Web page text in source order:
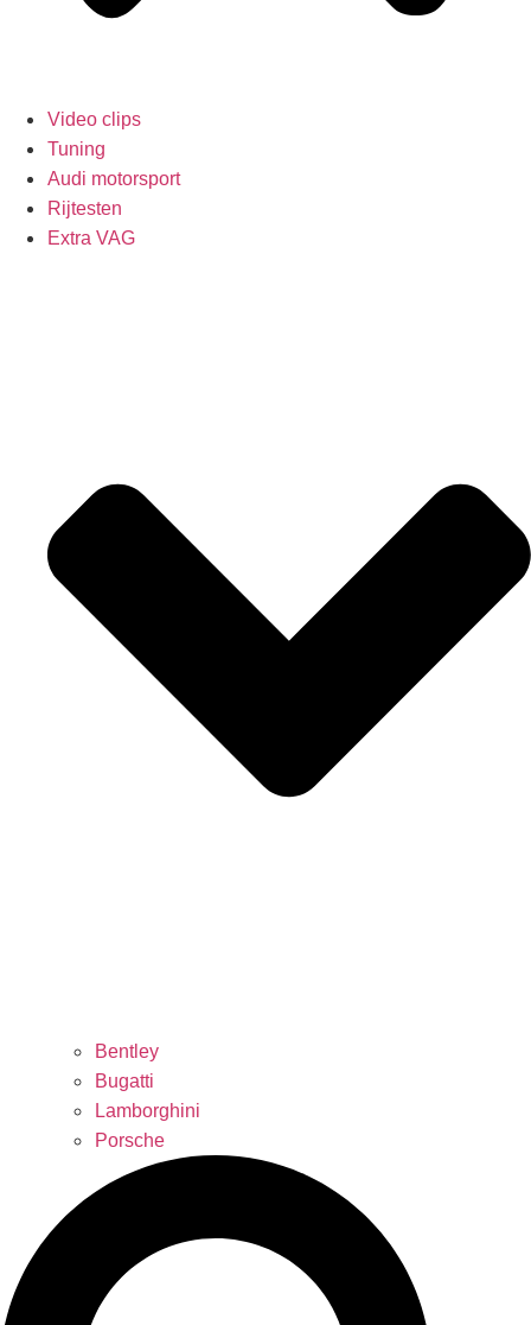
Video clips
Tuning
Audi motorsport
Rijtesten
Extra VAG
Bentley
Bugatti
Lamborghini
Porsche